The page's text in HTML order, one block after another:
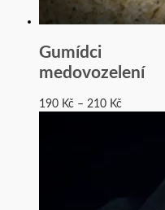
Gumídci
medovozelení
190 Kč – 210 Kč